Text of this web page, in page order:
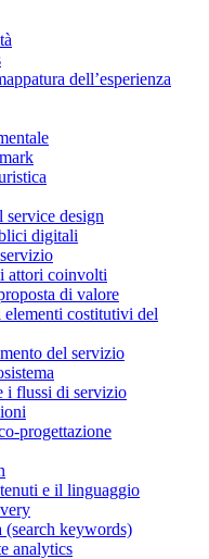
dell’esperienza
service design
digitali
attori coinvolti
di valore
costitutivi del
del servizio
i flussi di servizio
progettazione
e il linguaggio
keywords)
analytics